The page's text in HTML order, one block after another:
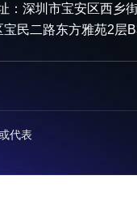
：深圳市宝安区西乡
宝民二路东方雅苑2层
代表